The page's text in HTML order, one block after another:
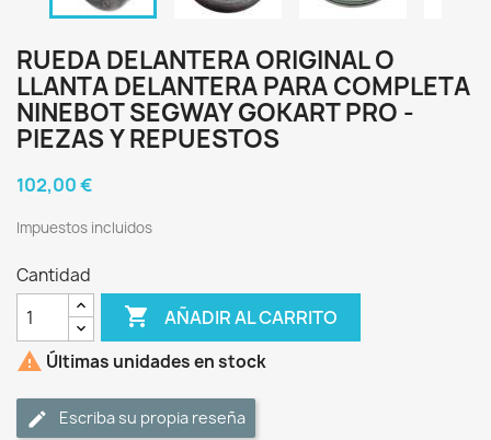
RUEDA DELANTERA ORIGINAL O
LLANTA DELANTERA PARA COMPLETA
NINEBOT SEGWAY GOKART PRO -
PIEZAS Y REPUESTOS
102,00 €
Impuestos incluidos
Cantidad
 AÑADIR AL CARRITO
 Últimas unidades en stock
Escriba su propia reseña